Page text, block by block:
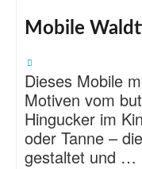
Mobile
Dieses Mobile
Motiven vom
Hingucker im
oder Tanne –
gestaltet und …